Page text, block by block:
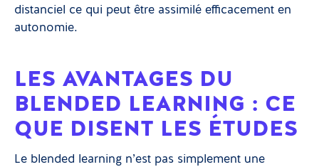
distanciel ce qui peut être assimilé efficacement en
autonomie.
LES AVANTAGES DU
BLENDED LEARNING : CE
QUE DISENT LES ÉTUDES
Le blended learning n’est pas simplement une